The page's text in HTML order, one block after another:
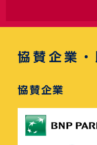
協賛企業
協賛企業